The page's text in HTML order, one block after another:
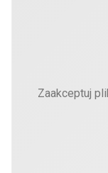
Zaakceptuj